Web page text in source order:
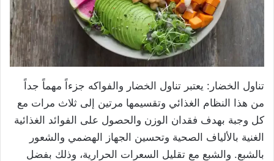
تناول الخضار: يعتبر تناول الخضار والفواكه جزءاً مهماً جداً
من هذا النظام الغذائي وتقسيمها مرتين إلى ثلاث مرات مع
كل وجبة بهدف فقدان الوزن والحصول على الفوائد الغذائية
الغنية بالألياف الصحية وتحسين الجهاز الهضمي والشعور
بالشبع. والشبع مع تقليل السعرات الحرارية، وذلك بفضل